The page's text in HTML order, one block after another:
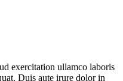
exercitation ullamco laboris
Duis aute irure dolor in